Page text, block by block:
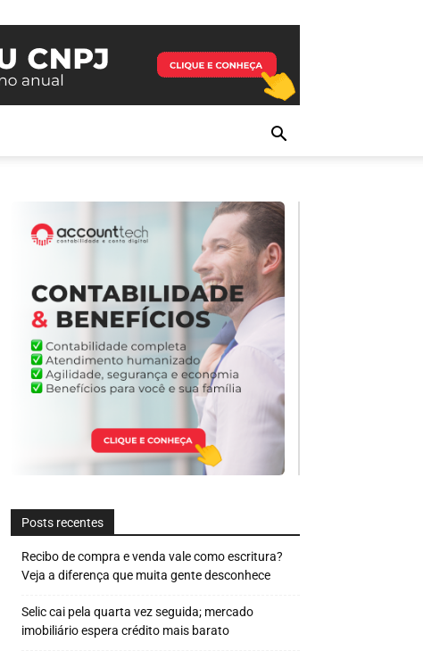
Posts recentes
Recibo de compra e venda vale como escritura?
Veja a diferença que muita gente desconhece
Selic cai pela quarta vez seguida; mercado
imobiliário espera crédito mais barato